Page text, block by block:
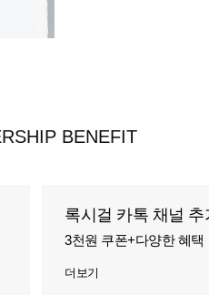
BENEFIT
록시걸 카톡 채널 추
3천원 쿠폰+다양한 혜택
더보기